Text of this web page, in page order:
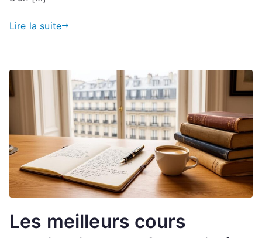
Lire la suite
Les meilleurs cours